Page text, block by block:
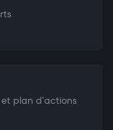
plan d'actions